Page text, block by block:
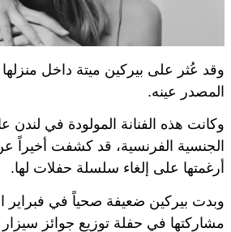
وقد عُثر على بيركين ميتة داخل
المصدر عينه.
الجنسية الفرنسية، قد كشفت
أرغمتها على إلغاء سلسلة حفلات لها.
وبدت بيركين ضعيفة صحياً في فبراير
مشاركتها في حفلة توزيع جوائز